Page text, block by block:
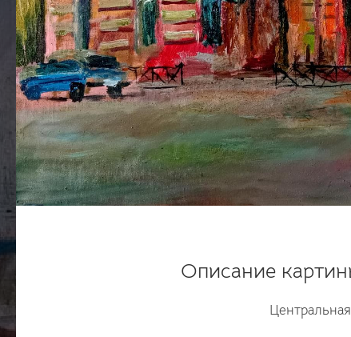
Описание